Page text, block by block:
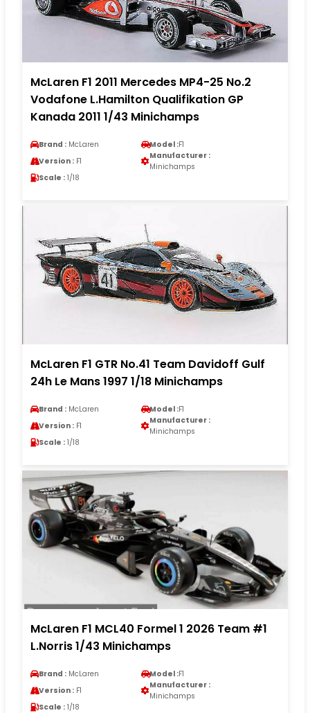
McLaren F1 2011 Mercedes MP4-25 No.2
Vodafone L.Hamilton Qualifikation GP
Kanada 2011 1/43 Minichamps
Brand : McLaren Model :F1
Version : F1
Manufacturer :
Minichamps
Scale : 1/18
McLaren F1 GTR No.41 Team Davidoff Gulf
24h Le Mans 1997 1/18 Minichamps
Brand : McLaren Model :F1
Version : F1
Manufacturer :
Minichamps
Scale : 1/18
McLaren F1 MCL40 Formel 1 2026 Team #1
L.Norris 1/43 Minichamps
Brand : McLaren Model :F1
Version : F1
Manufacturer :
Minichamps
Scale : 1/18